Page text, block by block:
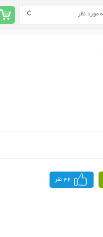
42 نفر